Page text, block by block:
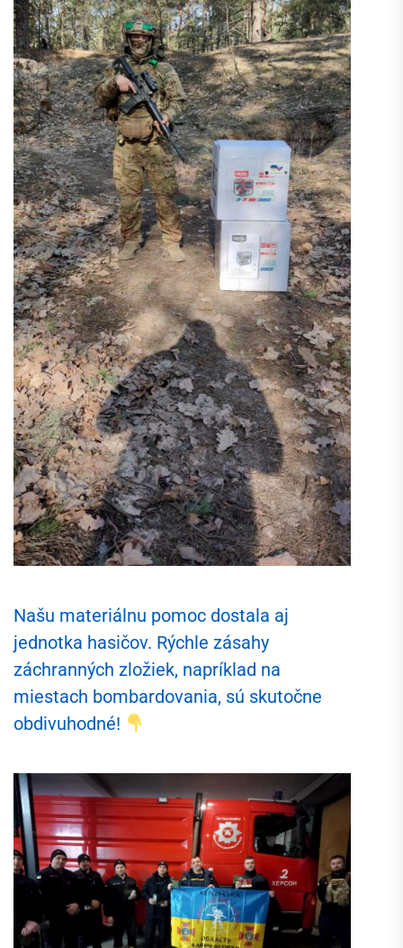
Našu materiálnu pomoc dostala aj
jednotka hasičov. Rýchle zásahy
záchranných zložiek, napríklad na
miestach bombardovania, sú skutočne
obdivuhodné!